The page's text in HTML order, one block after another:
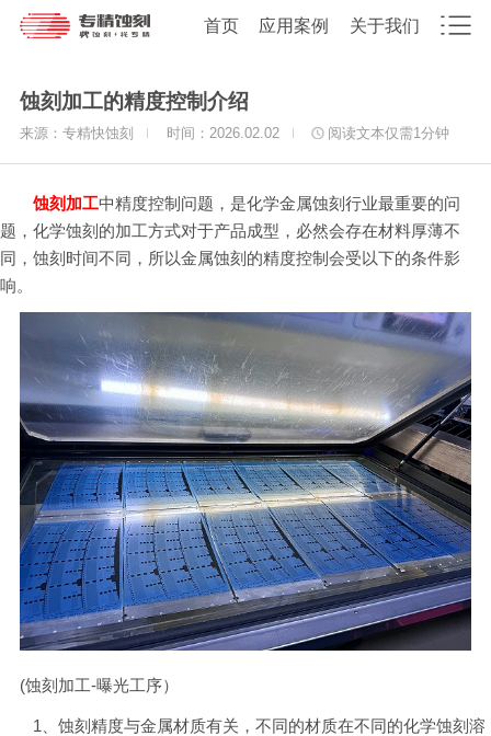
首页 应用案例 关于我们
蚀刻加工的精度控制介绍
来源：专精快蚀刻 时间：2026.02.02 阅读文本仅需1分钟
蚀刻加工中精度控制问题，是化学金属蚀刻行业最重要的问
题，化学蚀刻的加工方式对于产品成型，必然会存在材料厚薄不
同，蚀刻时间不同，所以金属蚀刻的精度控制会受以下的条件影
响。
(蚀刻加工-曝光工序）
1、蚀刻精度与金属材质有关，不同的材质在不同的化学蚀刻溶